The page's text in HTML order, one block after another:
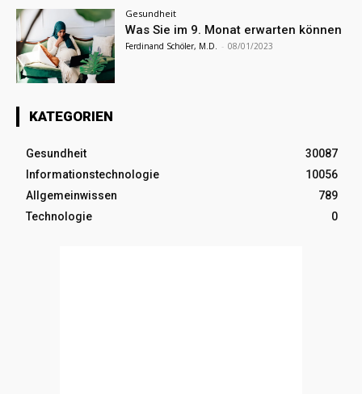
Gesundheit
Was Sie im 9. Monat erwarten können
Ferdinand Schöler, M.D. - 08/01/2023
KATEGORIEN
Gesundheit
30087
Informationstechnologie
10056
Allgemeinwissen
789
Technologie
0